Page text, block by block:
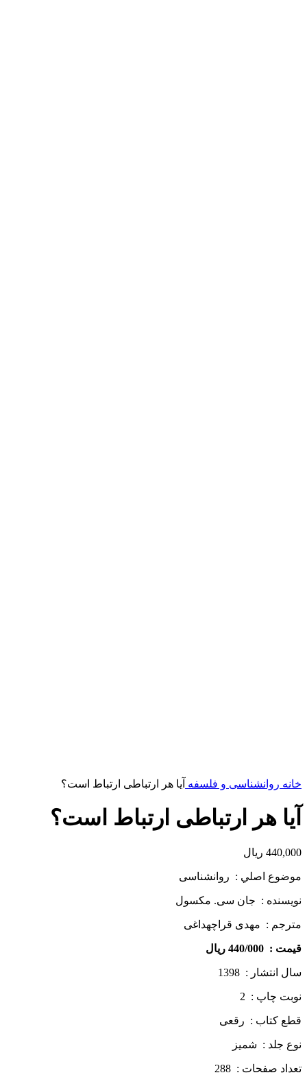
خانه روانشناسی و فلسفه آیا هر ارتباطی ارتباط است؟
آیا هر ارتباطی ارتباط است؟
440,000 ریال
موضوع اصلي : روانشناسی
نويسنده : جان سی. مکسول
مترجم : مهدی قراچه­داغی
قيمت : 440/000 ريال
سال انتشار : 1398
نوبت چاپ : 2
قطع كتاب : رقعی
نوع جلد : شمیز
تعداد صفحات : 288